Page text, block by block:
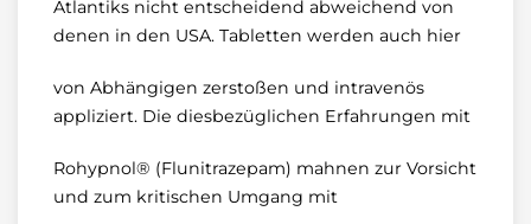
Atlantiks nicht entscheidend abweichend von
denen in den USA. Tabletten werden auch hier
von Abhängigen zerstoßen und intravenös
appliziert. Die diesbezüglichen Erfahrungen mit
Rohypnol® (Flunitrazepam) mahnen zur Vorsicht
und zum kritischen Umgang mit